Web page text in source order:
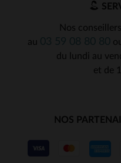
Nos
au
du lundi au
et de
NOS